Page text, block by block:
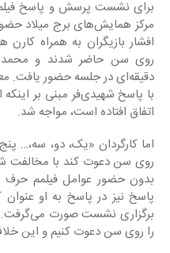
برای نشست پرسش و پاسخ
مرکز همایش‌های برج
دقیقه‌ای در جلسه حضور
با پاسخ شهیدی‌فر
اتفاق افتاده است، مواجه شد.
اما کارگردان «یک، دو، سه،…
برگزاری
را روی سن دعوت کنیم و این